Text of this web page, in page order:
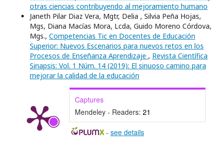
otras ciencias contribuyendo al mejoramiento humano
Janeth Pilar Diaz Vera, Mgtr, Delia , Silvia Peña Hojas,
Mgs, Diana Macías Mora, Lcda, Guido Moreno Córdova,
Mgs., Competencias Tic en Docentes de Educación
Superior: Nuevos Escenarios para nuevos retos en los
Procesos de Enseñanza Aprendizaje , Revista Científica
Sinapsis: Vol. 1 Núm. 14 (2019): El sinuoso camino para
mejorar la calidad de la educación
Captures
Mendeley - Readers: 21
- see details